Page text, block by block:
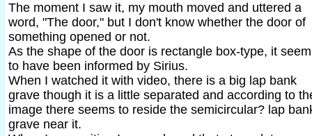
The moment I saw it, my mouth moved and uttered a
word, "The door," but I don't know whether the door of
something opened or not.
As the shape of the door is rectangle box-type, it
to have been informed by Sirius.
When I watched it with video, there is a big lap bank
grave though it is a little separated and according to
image there seems to reside the semicircular? lap
grave near it.